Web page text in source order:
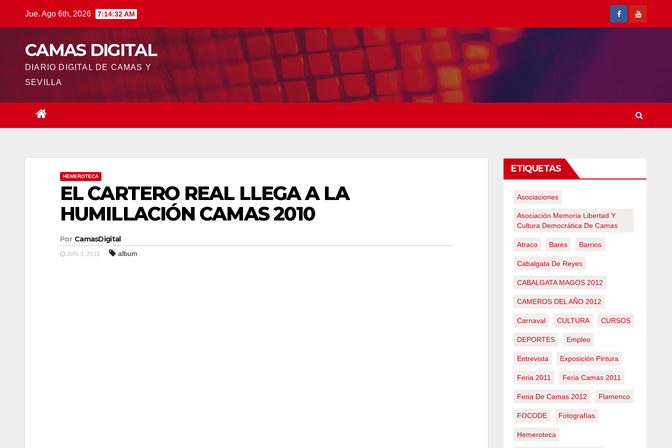
Jue. Ago 6th, 2026 7:14:33 AM
CAMAS DIGITAL
DIARIO DIGITAL DE CAMAS Y
SEVILLA
HEMEROTECA
EL CARTERO REAL LLEGA A LA
HUMILLACIÓN CAMAS 2010
Por CamasDigital
JUN 3, 2011 album
ETIQUETAS
Asociaciones
Asociación Memoria Libertad Y
Cultura Democrática De Camas
Atraco Bares Barrios
Cabalgata De Reyes
CABALGATA MAGOS 2012
CAMEROS DEL AÑO 2012
Carnaval CULTURA CURSOS
DEPORTES Empleo
Entrevista Exposición Pintura
Feria 2011 Feria Camas 2011
Feria De Camas 2012 Flamenco
FOCODE Fotografías
Hemeroteca